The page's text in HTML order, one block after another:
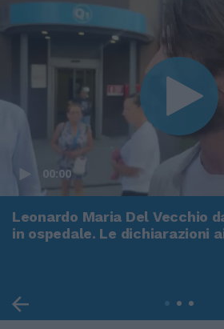
00:00
Leonardo Maria Del Vecchio
in ospedale. Le dichiarazioni